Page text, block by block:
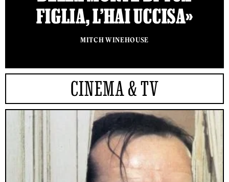
FIGLIA, L’HAI UCCISA»
MITCH WINEHOUSE
CINEMA & TV